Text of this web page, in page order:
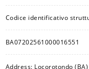
Codice identificativo
BA07202561000016551
Address: Locorotondo